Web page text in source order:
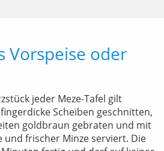
Vorspeise oder
jeder Meze-Tafel gilt
Scheiben geschnitten,
goldbraun gebraten und mit
und frischer Minze serviert. Die